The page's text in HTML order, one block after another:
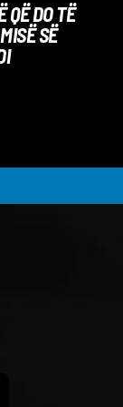
QË DO TË
SË